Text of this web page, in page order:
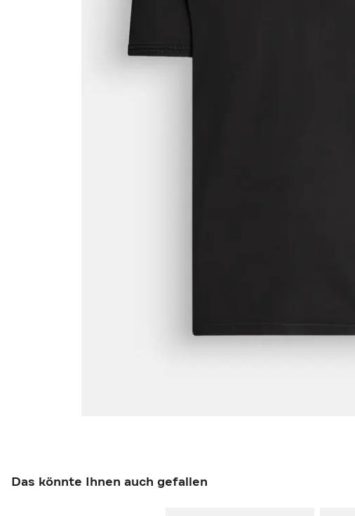
Das könnte Ihnen auch gefallen